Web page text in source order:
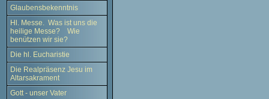
Glaubensbekenntnis
Hl. Messe. Was ist uns die
heilige Messe? Wie
benützen wir sie?
Die hl. Eucharistie
Die Realpräsenz Jesu im
Altarsakrament
Gott - unser Vater